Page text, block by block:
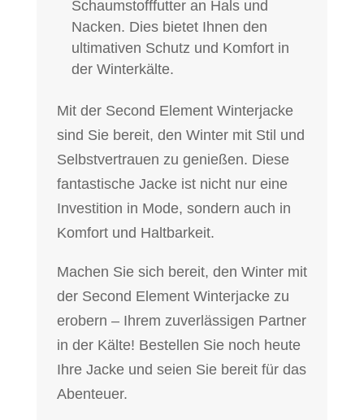
Schaumstofffutter an Hals und
Nacken. Dies bietet Ihnen den
ultimativen Schutz und Komfort in
der Winterkälte.
Mit der Second Element Winterjacke
sind Sie bereit, den Winter mit Stil und
Selbstvertrauen zu genießen. Diese
fantastische Jacke ist nicht nur eine
Investition in Mode, sondern auch in
Komfort und Haltbarkeit.
Machen Sie sich bereit, den Winter mit
der Second Element Winterjacke zu
erobern – Ihrem zuverlässigen Partner
in der Kälte! Bestellen Sie noch heute
Ihre Jacke und seien Sie bereit für das
Abenteuer.